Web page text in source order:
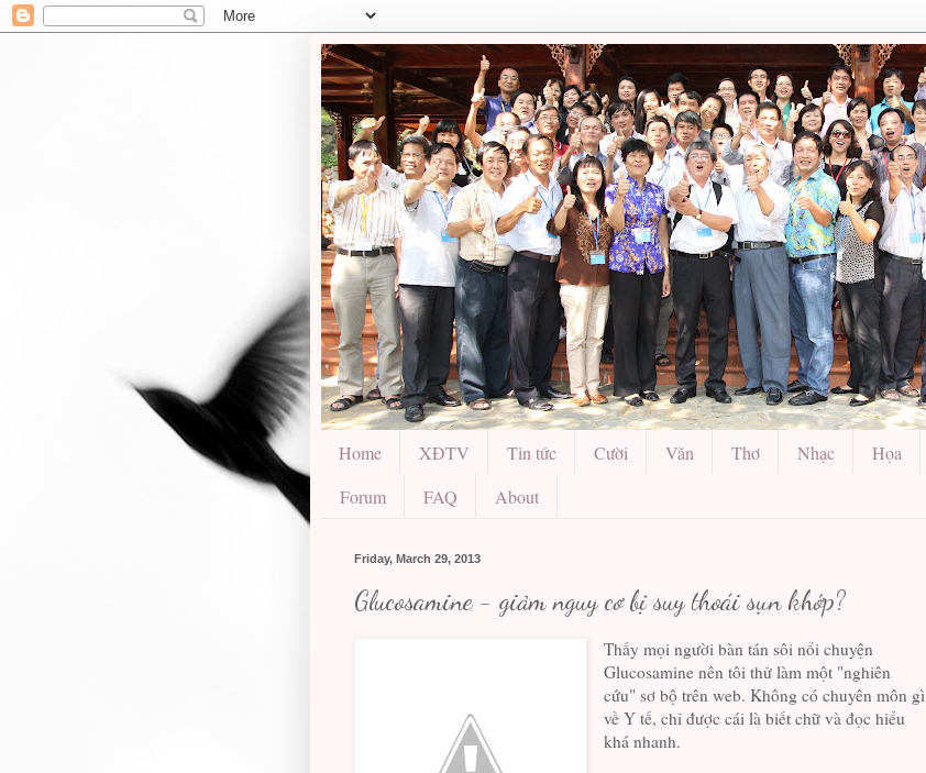
Home XĐTV Tin tức Cười Văn Thơ Nhạc Họa
Forum
FAQ About
Friday, March 29, 2013
Glucosamine - giảm nguy cơ bị suy thoái sụn khớp?
Thấy mọi người bàn tán sôi nổi chuyện
Glucosamine nên tôi thử làm một "nghiên
cứu" sơ bộ trên web. Không có chuyên môn gì
về Y tế, chỉ được cái là biết chữ và đọc hiểu
khá nhanh.